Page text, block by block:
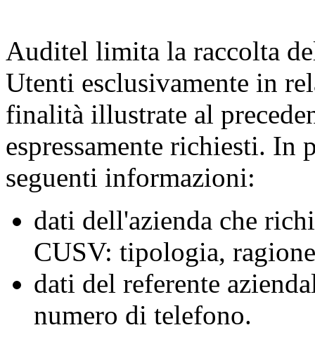
Auditel limita la raccolta
Utenti esclusivamente in
finalità illustrate al
espressamente richiesti.
seguenti informazioni:
dati dell'azienda che
CUSV: tipologia,
dati del referente
numero di telefono.